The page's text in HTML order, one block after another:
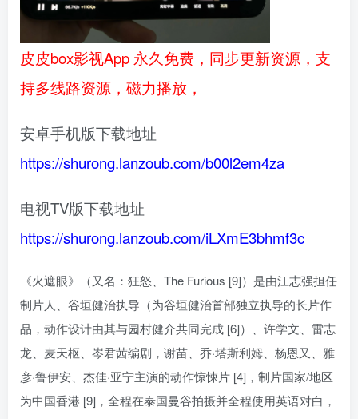
皮皮box影视App 永久免费，同步更新资源，支
持多线路资源，磁力播放，
安卓手机版下载地址
https://shurong.lanzoub.com/b00l2em4za
电视TV版下载地址
https://shurong.lanzoub.com/iLXmE3bhmf3c
《火遮眼》（又名：狂怒、The Furious [9]）是由江志强担任
制片人、谷垣健治执导（为谷垣健治首部独立执导的长片作
品，动作设计由其与园村健介共同完成 [6]）、许学文、雷志
龙、麦天枢、岑君茜编剧，谢苗、乔·塔斯利姆、杨恩又、雅
彦·鲁伊安、杰佳·亚宁主演的动作惊悚片 [4]，制片国家/地区
为中国香港 [9]，全程在泰国曼谷拍摄并全程使用英语对白，